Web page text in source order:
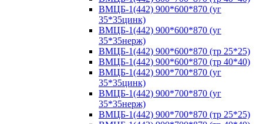
ВМЦБ-1(442) 900*600*870 (уг
35*35цинк)
ВМЦБ-1(442) 900*600*870 (уг
35*35нерж)
ВМЦБ-1(442) 900*600*870 (тр 25*25)
ВМЦБ-1(442) 900*600*870 (тр 40*40)
ВМЦБ-1(442) 900*700*870 (уг
35*35цинк)
ВМЦБ-1(442) 900*700*870 (уг
35*35нерж)
ВМЦБ-1(442) 900*700*870 (тр 25*25)